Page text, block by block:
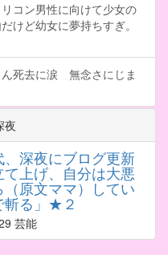
コン男性に向けて少女の
けど幼女に夢持ちすぎ。
ん死去に涙 無念さにじま
夜
、深夜にブログ更新
て上げ、自分は大悪
原文ママ）してい
斬る」★２
芸能